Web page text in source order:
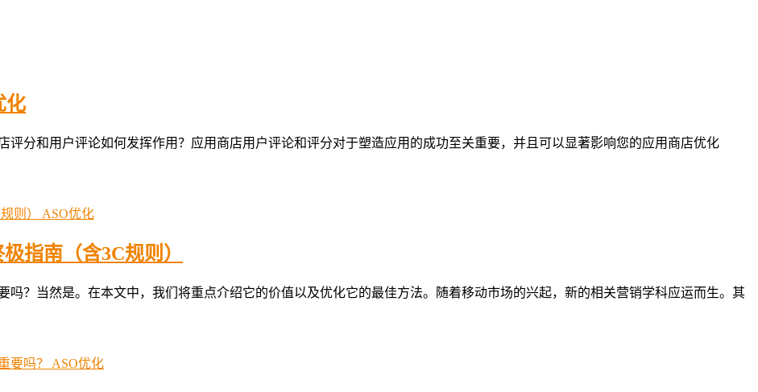
化
评分和用户评论如何发挥作用？应用商店用户评论和评分对于塑造应用的成功至关重要，并且可以显著影响您的应用商店优化
ASO优化
指南（含3C规则）
吗？当然是。在本文中，我们将重点介绍它的价值以及优化它的最佳方法。随着移动市场的兴起，新的相关营销学科应运而生。其
ASO优化